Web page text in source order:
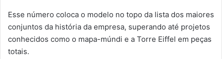
Esse número coloca o modelo no topo da lista dos maiores
conjuntos da história da empresa, superando até projetos
conhecidos como o mapa-múndi e a Torre Eiffel em peças
totais.